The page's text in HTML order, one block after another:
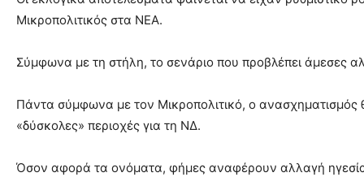
Μικροπολιτικός στα ΝΕΑ.
Σύμφωνα με τη στήλη, το σενάριο που προβλέπει άμεσες
Πάντα σύμφωνα με τον Μικροπολιτικό, ο ανασχηματισμός
«δύσκολες» περιοχές για τη ΝΔ.
Όσον αφορά τα ονόματα, φήμες αναφέρουν αλλαγή